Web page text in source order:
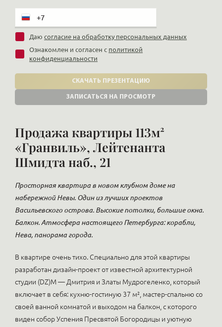
Даю согласие на обработку персональных данных
Ознакомлен и согласен с политикой
конфиденциальности
СКАЧАТЬ ПРЕЗЕНТАЦИЮ
ЗАПИСАТЬСЯ НА ПРОСМОТР
Продажа квартиры 113м²
«Гранвиль», Лейтенанта
Шмидта наб., 21
Просторная квартира в новом клубном доме на
набережной Невы. Один из лучших проектов
Васильевского острова. Высокие потолки, большие окна.
Балкон. Атмосфера настоящего Петербурга: корабли,
Нева, панорама города.
В квартире очень тихо. Специально для этой квартиры
разработан дизайн-проект от известной архитектурной
студии (DZ)M — Дмитрия и Златы Мудрогеленко, который
включает в себя: кухню-гостиную 37 м², мастер-спальню со
своей ванной комнатой и выходом на балкон, с которого
виден собор Успения Пресвятой Богородицы и уютную